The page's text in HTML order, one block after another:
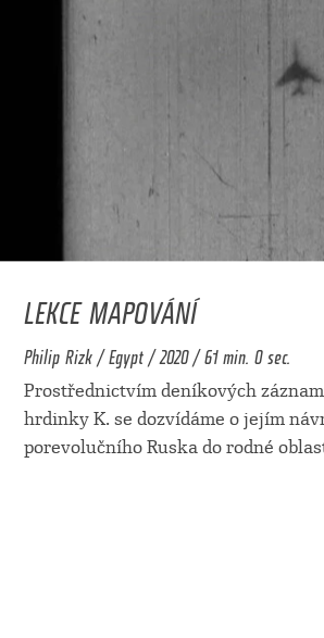
LEKCE MAPOVÁNÍ
Philip Rizk / Egypt / 2020 / 61 min. 0 sec.
Prostřednictvím deníkových
hrdinky K. se dozvídáme o jejím
porevolučního Ruska do rodné